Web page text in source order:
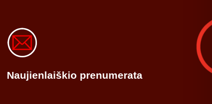
Naujienlaiškio prenumerata